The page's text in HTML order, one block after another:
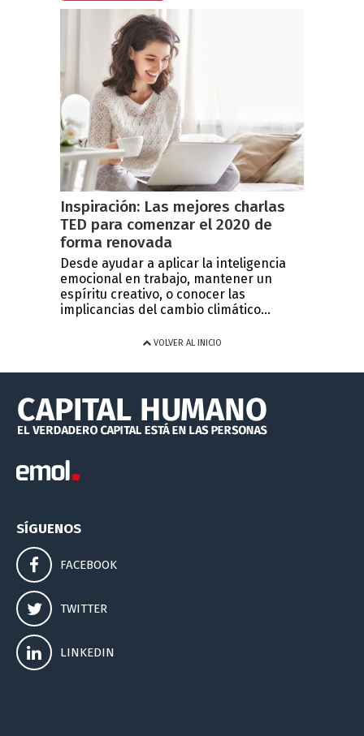
Inspiración: Las mejores charlas
TED para comenzar el 2020 de
forma renovada
Desde ayudar a aplicar la inteligencia
emocional en trabajo, mantener un
espíritu creativo, o conocer las
implicancias del cambio climático...
VOLVER AL INICIO
SÍGUENOS
FACEBOOK
TWITTER
LINKEDIN